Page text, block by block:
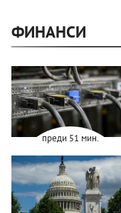
ФИНАНСИ
преди 51 мин.